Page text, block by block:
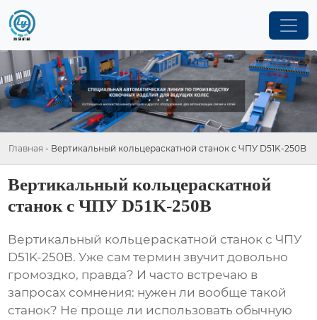
Главная - Вертикальный кольцераскатной станок с ЧПУ D51K-250B
Вертикальный кольцераскатной
станок с ЧПУ D51K-250B
Вертикальный кольцераскатной станок с ЧПУ
D51K-250B. Уже сам термин звучит довольно
громоздко, правда? И часто встречаю в
запросах сомнения: нужен ли вообще такой
станок? Не проще ли использовать обычную